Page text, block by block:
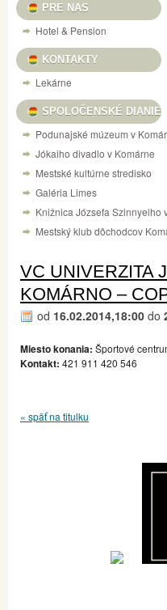
PRE NAS
Hotel & Pension
KONTAKTY
Lekárne
SPOLOČENSKÉ DIANIE
Podunajské múzeum v
Jókaiho divadlo v Komárne
Mestské kultúrne stredisko
Galéria Limes
Knižnica Józsefa Szinnyeiho
Mestský klub dôchodcov
VC UNIVERZITA
KOMÁRNO –
od 16.02.2014,18:00 do
Miesto konania: Športové
Kontakt: 421 911 420 546
« späť na titulku